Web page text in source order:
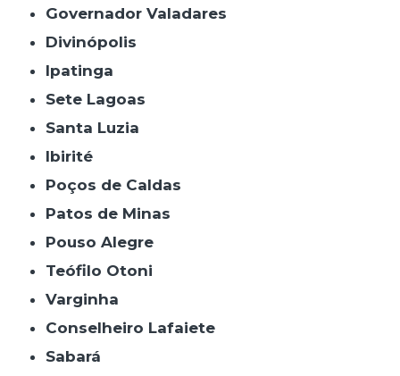
Governador Valadares
Divinópolis
Ipatinga
Sete Lagoas
Santa Luzia
Ibirité
Poços de Caldas
Patos de Minas
Pouso Alegre
Teófilo Otoni
Varginha
Conselheiro Lafaiete
Sabará